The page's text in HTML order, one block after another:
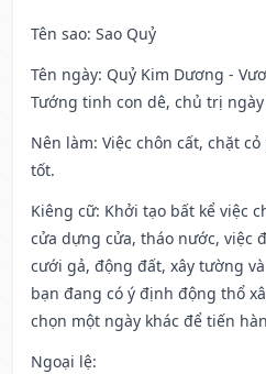
Tên sao: Sao Quỷ
Tên ngày: Quỷ Kim Dương -
Tướng tinh con dê, chủ trị
Nên làm: Việc chôn cất, chặt
tốt.
Kiêng cữ: Khởi tạo bất kể việc
cửa dựng cửa, tháo nước, việc
cưới gả, động đất, xây tường
bạn đang có ý định động thổ
chọn một ngày khác để tiến
Ngoại lệ: